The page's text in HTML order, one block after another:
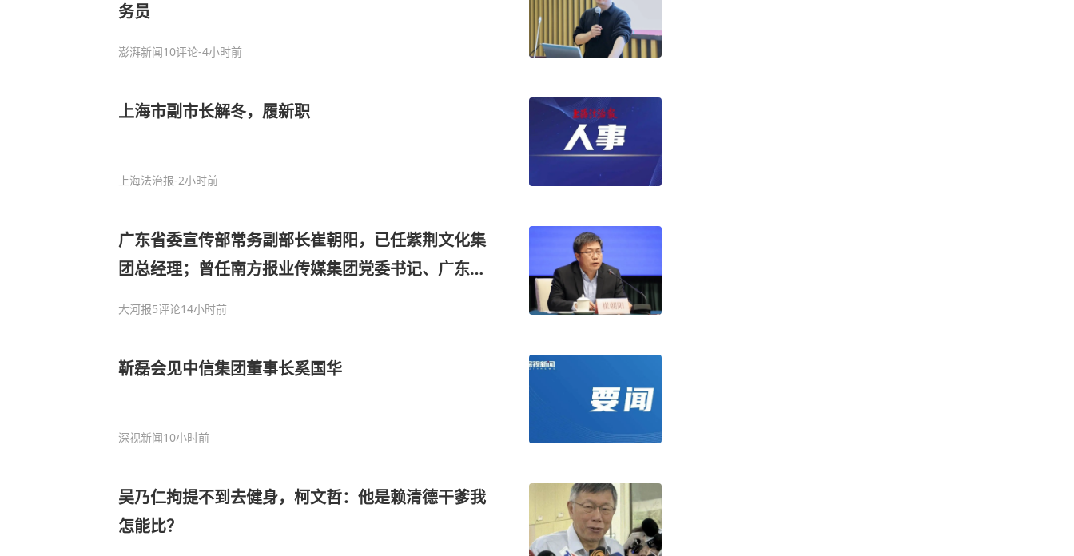
务员
澎湃新闻10评论-4小时前
上海市副市长解冬，履新职
上海法治报-2小时前
广东省委宣传部常务副部长崔朝阳，已任紫荆文化集
团总经理；曾任南方报业传媒集团党委书记、广东省
大河报5评论14小时前
靳磊会见中信集团董事长奚国华
深视新闻10小时前
吴乃仁拘提不到去健身，柯文哲：他是赖清德干爹我
怎能比？